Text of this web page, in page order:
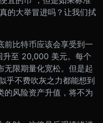
的大举冒进吗？让我们拭
前比特币应该会享受到一
升至 20,000 美元。每个
无限期量化宽松。但是起
乎不费吹灰之力都能想到
风险资产升值，将不为